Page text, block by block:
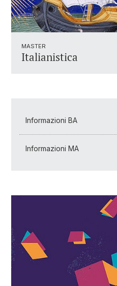
MASTER
Italianistica
Informazioni BA
Informazioni MA